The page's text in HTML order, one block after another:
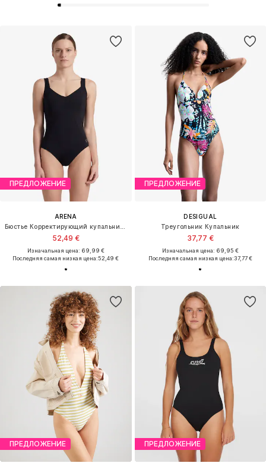
ПРЕДЛОЖЕНИЕ
ARENA
52,49 €
Изначальная цена: 69,99 €
Последняя самая низкая цена:52,49 €
ПРЕДЛОЖЕНИЕ
DESIGUAL
Треугольник Купальник
37,77 €
Изначальная цена: 69,95 €
Последняя самая низкая цена:37,77 €
ПРЕДЛОЖЕНИЕ ПРЕДЛОЖЕНИЕ